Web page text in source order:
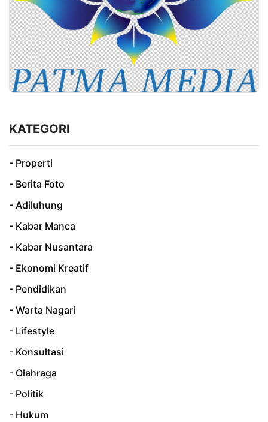
KATEGORI
- Properti
- Berita Foto
- Adiluhung
- Kabar Manca
- Kabar Nusantara
- Ekonomi Kreatif
- Pendidikan
- Warta Nagari
- Lifestyle
- Konsultasi
- Olahraga
- Politik
- Hukum